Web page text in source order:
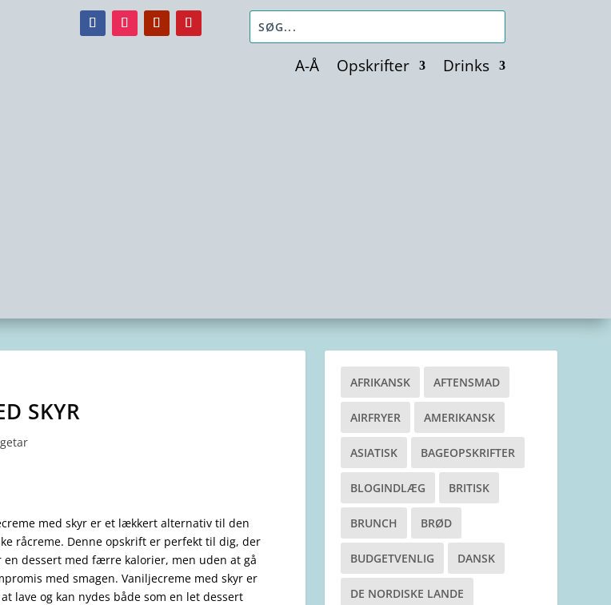
A-Å Opskrifter Drinks
SKYR
med skyr er et lækkert alternativ til den
råcreme. Denne opskrift er perfekt til dig, der
en dessert med færre kalorier, men uden at gå
med smagen. Vaniljecreme med skyr er
lave og kan nydes både som en let dessert
AFRIKANSK AFTENSMAD
AIRFRYER AMERIKANSK
ASIATISK BAGEOPSKRIFTER
BLOGINDLÆG BRITISK
BRUNCH BRØD
BUDGETVENLIG DANSK
DE NORDISKE LANDE